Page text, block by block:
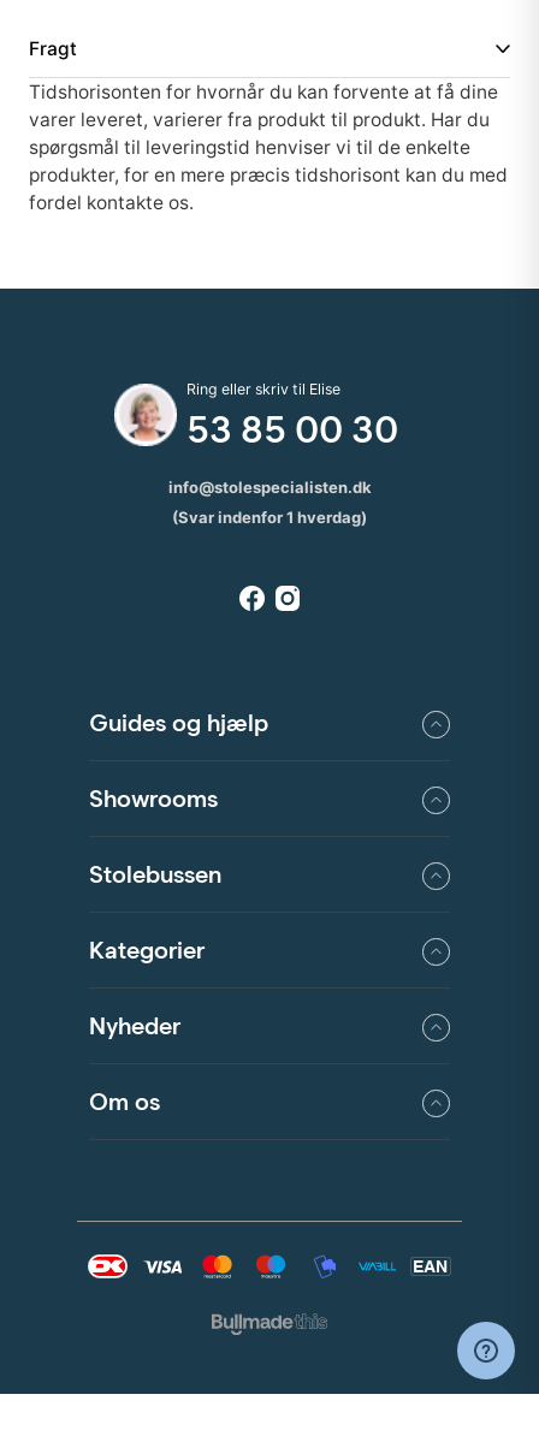
Fragt
Tidshorisonten for hvornår du kan forvente at få dine
varer leveret, varierer fra produkt til produkt. Har du
spørgsmål til leveringstid henviser vi til de enkelte
produkter, for en mere præcis tidshorisont kan du med
fordel kontakte os.
Ring eller skriv til Elise
53 85 00 30
info@stolespecialisten.dk
(Svar indenfor 1 hverdag)
Guides og hjælp
Showrooms
Stolebussen
Kategorier
Om os
Nyheder